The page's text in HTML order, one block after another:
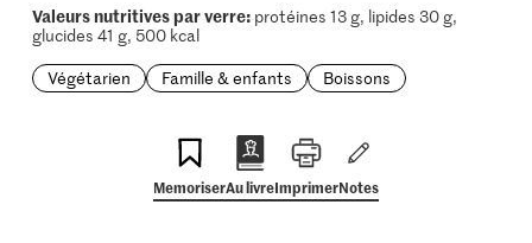
Valeurs nutritives par verre:protéines 13 g, lipides 30 g,
glucides 41 g, 500 kcal
Végétarien
Famille & enfants Boissons
MemoriserAu livreImprimerNotes